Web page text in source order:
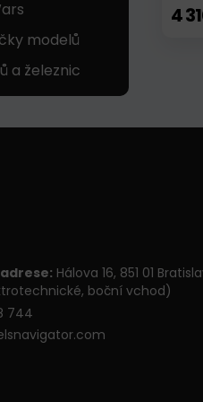
modelů
a železnic
4
Hálova 16, 851 01
boční vchod)
744